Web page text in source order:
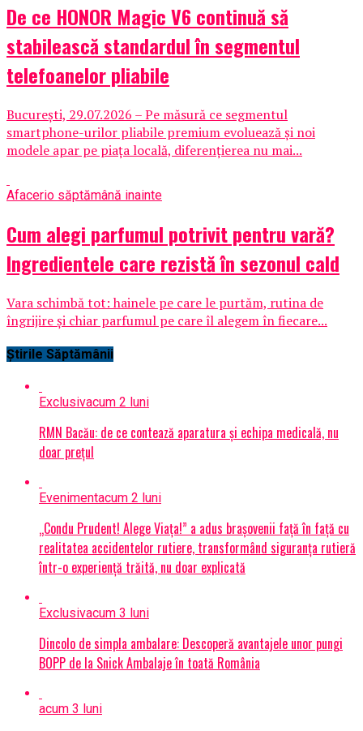
De ce HONOR Magic V6 continuă să
stabilească standardul în segmentul
telefoanelor pliabile
București, 29.07.2026 – Pe măsură ce segmentul
smartphone-urilor pliabile premium evoluează și noi
modele apar pe piața locală, diferențierea nu mai...
Afacerio săptămână inainte
Cum alegi parfumul potrivit pentru vară?
Ingredientele care rezistă în sezonul cald
Vara schimbă tot: hainele pe care le purtăm, rutina de
îngrijire și chiar parfumul pe care îl alegem în fiecare...
Știrile Săptămânii
Exclusivacum 2 luni
RMN Bacău: de ce contează aparatura și echipa medicală, nu
doar prețul
Evenimentacum 2 luni
„Condu Prudent! Alege Viața!” a adus brașovenii față în față cu
realitatea accidentelor rutiere, transformând siguranța rutieră
într-o experiență trăită, nu doar explicată
Exclusivacum 3 luni
Dincolo de simpla ambalare: Descoperă avantajele unor pungi
BOPP de la Snick Ambalaje în toată România
acum 3 luni